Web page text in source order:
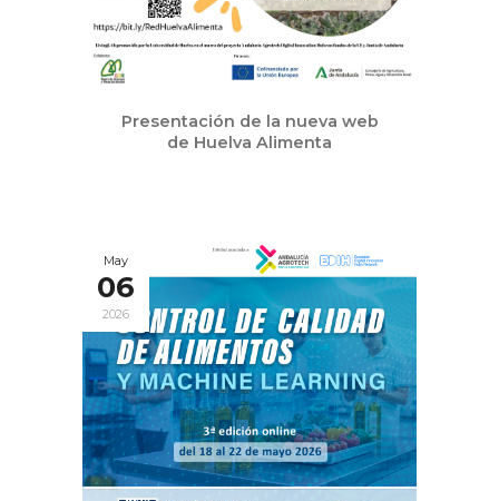
Presentación de la nueva web
de Huelva Alimenta
May
06
2026